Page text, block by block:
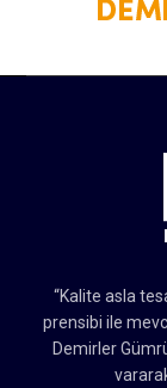
“Kalite asla
prensibi ile
Demirler